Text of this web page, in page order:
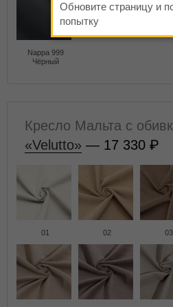
Nappa 999
Чёрный
Кресло Мальта с
«Velutto» — 17 330
01 02 03
Обновите страницу и
попытку